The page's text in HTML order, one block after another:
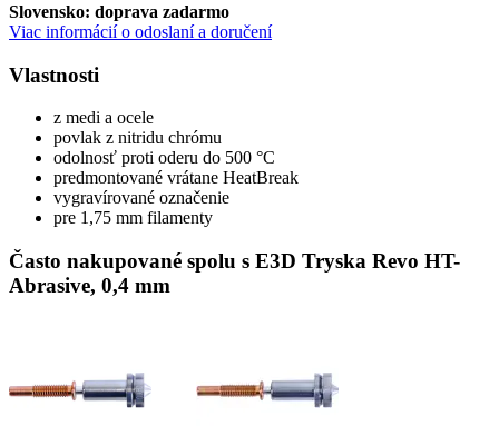
Slovensko: doprava zadarmo
Viac informácií o odoslaní a doručení
Vlastnosti
z medi a ocele
povlak z nitridu chrómu
odolnosť proti oderu do 500 °C
predmontované vrátane HeatBreak
vygravírované označenie
pre 1,75 mm filamenty
Často nakupované spolu s E3D Tryska Revo HT-
Abrasive, 0,4 mm